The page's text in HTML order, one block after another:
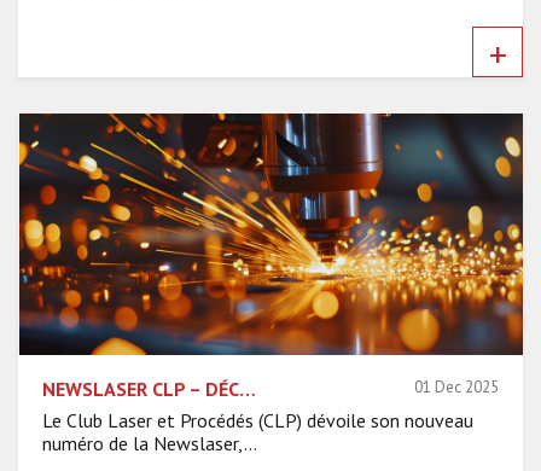
+
NEWSLASER CLP – DÉCEMBRE 2025 01 Dec 2025
Le Club Laser et Procédés (CLP) dévoile son nouveau
numéro de la Newslaser,...